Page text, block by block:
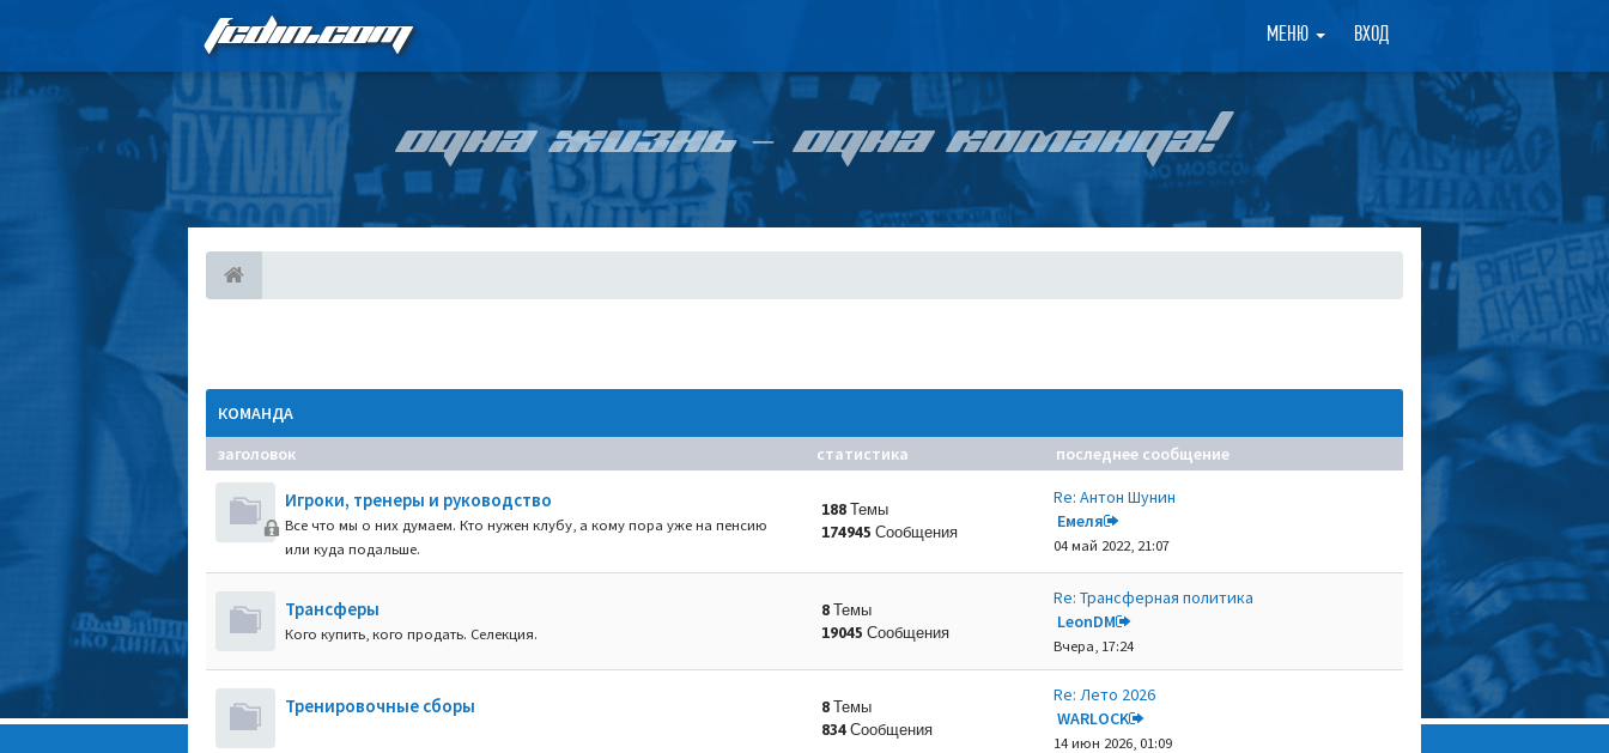
FCDIN.COM МЕНЮ ВХОД ×
ОДНА ЖИЗНЬ – ОДНА КОМАНДА!
КОМАНДА
заголовок
статистика последнее сообщение
Игроки, тренеры и руководство
Все что мы о них думаем. Кто нужен клубу, а кому пора уже на пенсию
или куда подальше.
188 Темы
174945 Сообщения
Re: Антон Шунин
Емеля
04 май 2022, 21:07
Трансферы
Кого купить, кого продать. Селекция.
8 Темы
19045 Сообщения
Re: Трансферная политика
LeonDM
Вчера, 17:24
Тренировочные сборы
8 Темы
834 Сообщения
Re: Лето 2026
WARLOCK
14 июн 2026, 01:09